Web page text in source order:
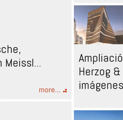
more...
Herzog
imágenes